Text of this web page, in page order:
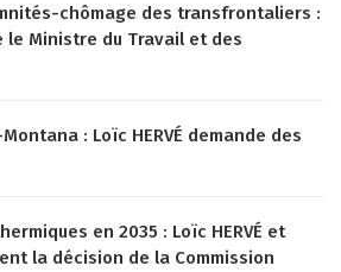
chômage des transfrontaliers :
le Ministre du Travail et des
: Loïc HERVÉ demande des
en 2035 : Loïc HERVÉ et
la décision de la Commission